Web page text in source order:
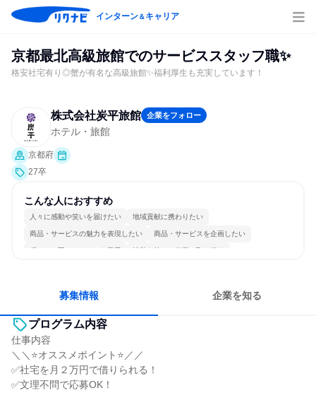
インターン＆キャリア
京都最北高級旅館でのサービススタッフ職✨
格安社宅有り◎蟹が有名な高級旅館✨福利厚生も充実しています！
株式会社炭平旅館 企業をフォロー
ホテル・旅館
京都府
27卒
こんな人におすすめ
人々に感動や笑いを届けたい 地域貢献に携わりたい
商品・サービスの魅力を表現したい 商品・サービスを企画したい
穏やかで互いのペースを尊重 情熱を持って仕事に取り組む
募集情報 企業を知る
プログラム内容
仕事内容
＼＼⭐オススメポイント⭐／／
✅社宅を月２万円で借りられる！
✅文理不問で応募OK！